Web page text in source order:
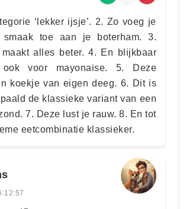
‘lekker ijsje’. 2. Zo voeg je
toe aan je boterham. 3.
maakt alles beter. 4. En blijkbaar
voor mayonaise. 5. Deze
koekje van eigen deeg. 6. Dit is
de klassieke variant van een
7. Deze lust je rauw. 8. En tot
eetcombinatie klassieker.